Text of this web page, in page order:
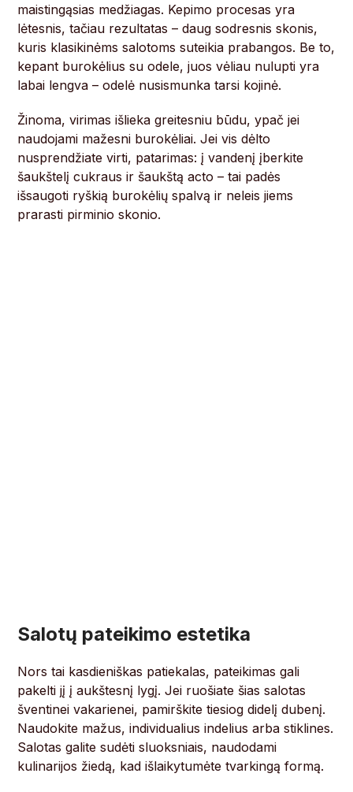
maistingąsias medžiagas. Kepimo procesas yra
lėtesnis, tačiau rezultatas – daug sodresnis skonis,
kuris klasikinėms salotoms suteikia prabangos. Be to,
kepant burokėlius su odele, juos vėliau nulupti yra
labai lengva – odelė nusismunka tarsi kojinė.
Žinoma, virimas išlieka greitesniu būdu, ypač jei
naudojami mažesni burokėliai. Jei vis dėlto
nusprendžiate virti, patarimas: į vandenį įberkite
šaukštelį cukraus ir šaukštą acto – tai padės
išsaugoti ryškią burokėlių spalvą ir neleis jiems
prarasti pirminio skonio.
Salotų pateikimo estetika
Nors tai kasdieniškas patiekalas, pateikimas gali
pakelti jį į aukštesnį lygį. Jei ruošiate šias salotas
šventinei vakarienei, pamirškite tiesiog didelį dubenį.
Naudokite mažus, individualius indelius arba stiklines.
Salotas galite sudėti sluoksniais, naudodami
kulinarijos žiedą, kad išlaikytumėte tvarkingą formą.